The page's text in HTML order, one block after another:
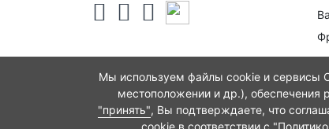
Мы используем файлы cookie и сервисы
местоположении и др.), обеспечения
"принять", Вы подтверждаете, что
cookie в соответствии с